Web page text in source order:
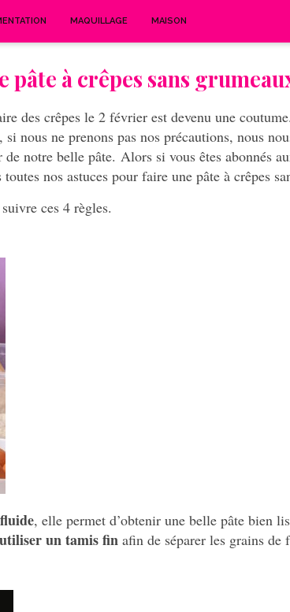
MAQUILLAGE MAISON
pâte à crêpes sans
des crêpes le 2 février est devenu une coutume.
nous ne prenons pas nos précautions, nous
notre belle pâte. Alors si vous êtes abonnés
nos astuces pour faire une pâte à crêpes
ces 4 règles.
, elle permet d’obtenir une belle pâte bien
utiliser un tamis fin afin de séparer les grains de